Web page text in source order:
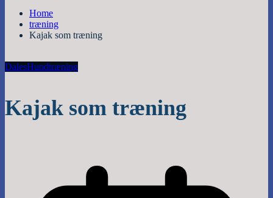
Home
træning
Kajak som træning
DalesHundtræning
Kajak som træning